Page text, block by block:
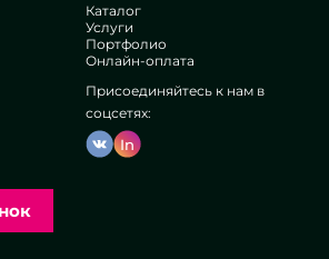
Каталог
Услуги
Портфолио
Онлайн-оплата
Присоединяйтесь к нам в
соцсетях:
In
замерщика